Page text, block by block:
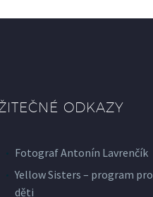
ODKAZY
Fotograf Antonín Lavrenčík
Yellow Sisters – program pro
děti